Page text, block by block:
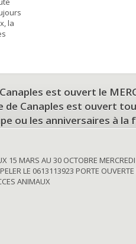
la
est ouvert le
Canaples est ouvert
ou les anniversaires à la
15 MARS AU 30 OCTOBRE
LE 0613113923 PORTE OUVERTE
ANIMAUX